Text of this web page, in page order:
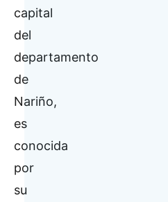
capital
del
departamento
de
Nariño,
es
conocida
por
su